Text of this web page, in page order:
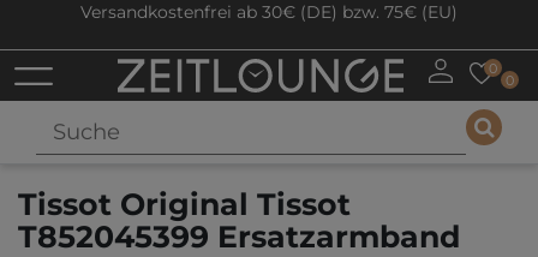
Versandkostenfrei ab 30€ (DE) bzw. 75€ (EU)
0
0
Tissot Original Tissot
T852045399 Ersatzarmband